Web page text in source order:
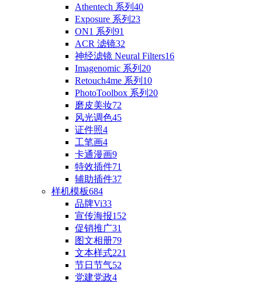
Athentech 系列 40
Exposure 系列 23
ON1 系列 91
ACR 滤镜32
神经滤镜 Neural Filters16
Imagenomic 系列 20
Retouch4me 系列 10
PhotoToolbox 系列 20
磨皮美妆72
风光调色45
证件照4
工笔画4
卡通漫画9
特效插件71
辅助插件37
样机模板684
品牌Vi33
宣传海报152
促销推广31
图文相册79
文本样式221
节日节气52
党建党政4